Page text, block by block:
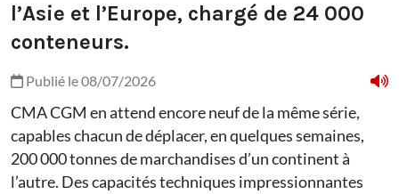
l’Asie et l’Europe, chargé de 24 000
conteneurs.
Publié le 08/07/2026
CMA CGM en attend encore neuf de la même série,
capables chacun de déplacer, en quelques semaines,
200 000 tonnes de marchandises d’un continent à
l’autre. Des capacités techniques impressionnantes